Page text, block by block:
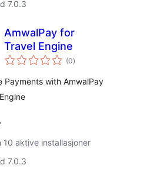
7.0.3
AmwalPay for
Travel Engine
(0totale
vurderinger
)
Payments with AmwalPay
10 aktive installasjoner
7.0.3